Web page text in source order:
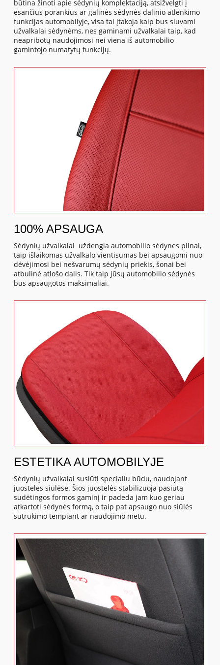
būtina žinoti apie sėdynių komplektaciją, atsižvelgti į
esančius porankius ar galinės sėdynės dalinio atlenkimo
funkcijas automobilyje, visa tai įtakoja kaip bus siuvami
užvalkalai sėdynėms, nes gaminami užvalkalai taip, kad
neapribotų naudojimosi nei viena iš automobilio
gamintojo numatytų funkcijų.
100% APSAUGA
Sėdynių užvalkalai uždengia automobilio sėdynes pilnai,
taip išlaikomas užvalkalo vientisumas bei apsaugomi nuo
dėvėjimosi bei nešvarumų sėdynių priekis, šonai bei
atbulinė atlošo dalis. Tik taip jūsų automobilio sėdynės
bus apsaugotos maksimaliai.
ESTETIKA AUTOMOBILYJE
Sėdynių užvalkalai susiūti specialiu būdu, naudojant
juosteles siūlėse. Šios juostelės stabilizuoja pasiūtą
sudėtingos formos gaminį ir padeda jam kuo geriau
atkartoti sėdynės formą, o taip pat apsaugo nuo siūlės
sutrūkimo tempiant ar naudojimo metu.